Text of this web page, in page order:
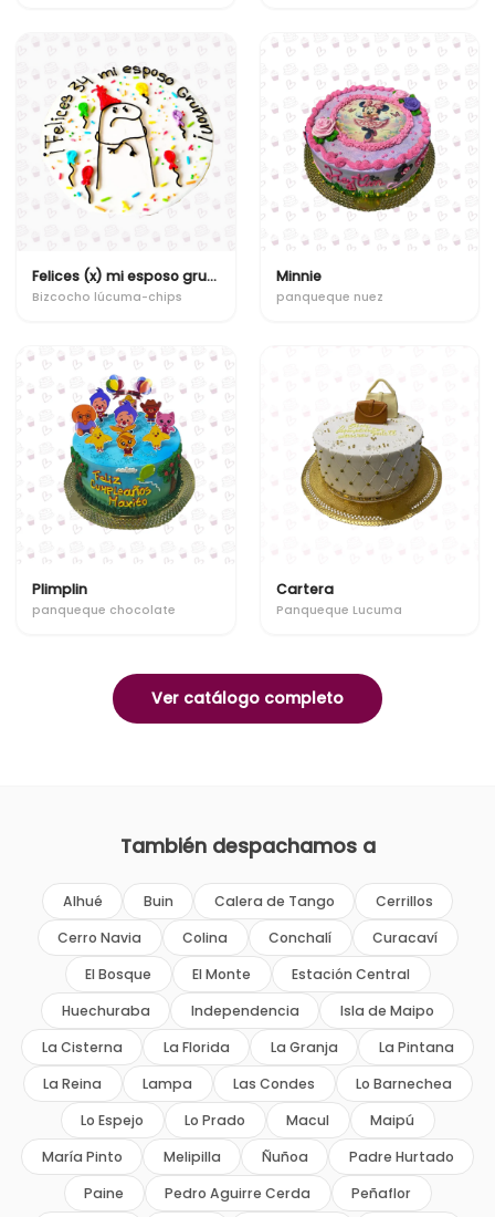
Felices (x) mi esposo gruñon
Bizcocho lúcuma-chips
Minnie
panqueque nuez
Plimplin
panqueque chocolate
Cartera
Panqueque Lucuma
Ver catálogo completo
También despachamos a
Alhué Buin Calera de Tango
Cerrillos
Cerro Navia
Colina Conchalí
Curacaví
El Bosque
El Monte
Estación Central
Huechuraba
Independencia
Isla de Maipo
La Cisterna
La Florida La Granja
La Pintana
La Reina
Lampa Las Condes
Lo Barnechea
Lo Espejo
Lo Prado Macul
Maipú
María Pinto
Melipilla Ñuñoa
Padre Hurtado
Paine
Pedro Aguirre Cerda Peñaflor